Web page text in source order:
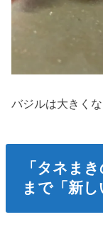
バジルは大きく
「タネま
まで「新し